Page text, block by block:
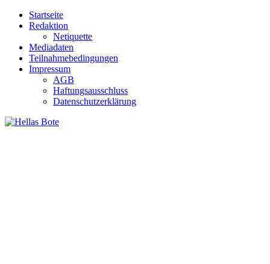
Zum
Inhalt
Startseite
Redaktion
Netiquette
Mediadaten
Teilnahmebedingungen
Impressum
AGB
Haftungsausschluss
Datenschutzerklärung